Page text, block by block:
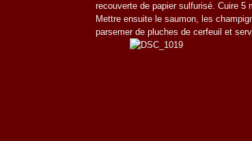
recouverte de papier sulfurisé. Cuire 5
Mettre ensuite le saumon, les
parsemer de pluches de cerfeuil et